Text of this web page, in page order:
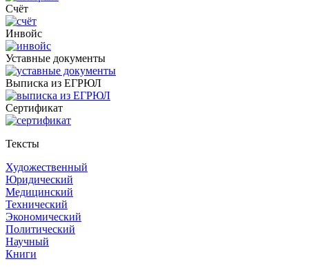
Счёт
Инвойс
Уставные документы
Выписка из ЕГРЮЛ
Cертификат
Тексты
Художественный
Юридический
Медицинский
Технический
Экономический
Политический
Научный
Книги